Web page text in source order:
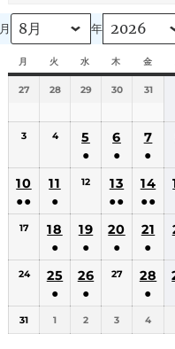
月 年
月
曜
日
火
曜
日
水
曜
日
木
曜
日
金
曜
27 28 29 30 31
3 4
5
●
(1
の
イ
ベ
ン
ト)
6
●
(1
件
の
イ
ベ
ン
7
●
(1
件
の
イ
ベ
ン
ト)
10
●●
(2
の
イ
ン
11
●
(1
件
の
イ
ベ
ン
12
13
●●
(2
件
の
イ
ン
14
●●
(2
件
の
イ
ベ
ン
17
18
●
(1
件
イ
19
●
(1
件
イ
20
●
(1
イ
21
●
(1
件
イ
24
25
●
件
26
●
件
27
28
●
件
31 1 2 3 4